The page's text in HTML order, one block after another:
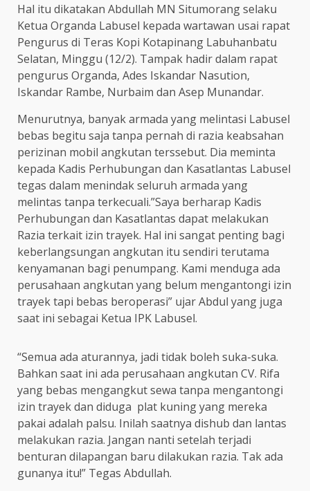
Hal itu dikatakan Abdullah MN Situmorang selaku
Ketua Organda Labusel kepada wartawan usai rapat
Pengurus di Teras Kopi Kotapinang Labuhanbatu
Selatan, Minggu (12/2). Tampak hadir dalam rapat
pengurus Organda, Ades Iskandar Nasution,
Iskandar Rambe, Nurbaim dan Asep Munandar.
Menurutnya, banyak armada yang melintasi Labusel
bebas begitu saja tanpa pernah di razia keabsahan
perizinan mobil angkutan terssebut. Dia meminta
kepada Kadis Perhubungan dan Kasatlantas Labusel
tegas dalam menindak seluruh armada yang
melintas tanpa terkecuali.”Saya berharap Kadis
Perhubungan dan Kasatlantas dapat melakukan
Razia terkait izin trayek. Hal ini sangat penting bagi
keberlangsungan angkutan itu sendiri terutama
kenyamanan bagi penumpang. Kami menduga ada
perusahaan angkutan yang belum mengantongi izin
trayek tapi bebas beroperasi” ujar Abdul yang juga
saat ini sebagai Ketua IPK Labusel.
“Semua ada aturannya, jadi tidak boleh suka-suka.
Bahkan saat ini ada perusahaan angkutan CV. Rifa
yang bebas mengangkut sewa tanpa mengantongi
izin trayek dan diduga plat kuning yang mereka
pakai adalah palsu. Inilah saatnya dishub dan lantas
melakukan razia. Jangan nanti setelah terjadi
benturan dilapangan baru dilakukan razia. Tak ada
gunanya itu!” Tegas Abdullah.